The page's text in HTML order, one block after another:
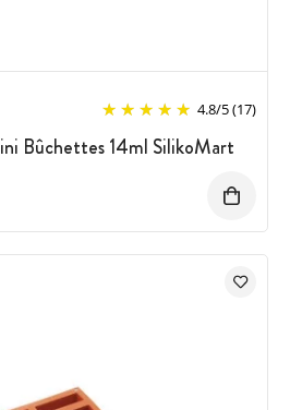
4.8/5(17)
Bûchettes 14ml SilikoMart